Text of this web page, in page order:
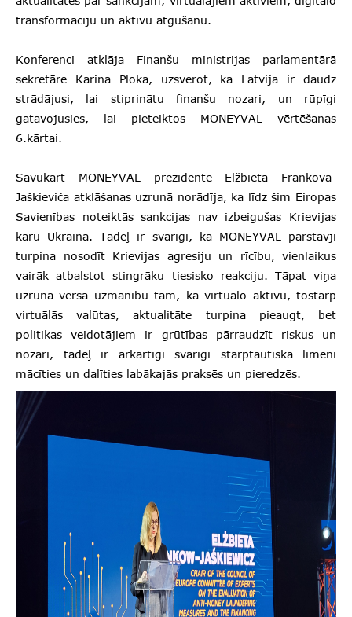
transformāciju un aktīvu atgūšanu.
Konferenci atklāja Finanšu ministrijas parlamentārā
sekretāre Karina Ploka, uzsverot, ka Latvija ir daudz
strādājusi, lai stiprinātu finanšu nozari, un rūpīgi
gatavojusies, lai pieteiktos MONEYVAL vērtēšanas
6.kārtai.
Savukārt MONEYVAL prezidente Elžbieta Frankova-
Jaškieviča atklāšanas uzrunā norādīja, ka līdz šim Eiropas
Savienības noteiktās sankcijas nav izbeigušas Krievijas
karu Ukrainā. Tādēļ ir svarīgi, ka MONEYVAL pārstāvji
turpina nosodīt Krievijas agresiju un rīcību, vienlaikus
vairāk atbalstot stingrāku tiesisko reakciju. Tāpat viņa
uzrunā vērsa uzmanību tam, ka virtuālo aktīvu, tostarp
virtuālās valūtas, aktualitāte turpina pieaugt, bet
politikas veidotājiem ir grūtības pārraudzīt riskus un
nozari, tādēļ ir ārkārtīgi svarīgi starptautiskā līmenī
mācīties un dalīties labākajās praksēs un pieredzēs.